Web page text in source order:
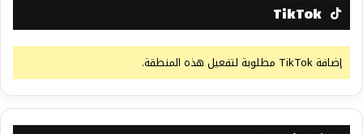
TikTok
إضافة TikTok مطلوبة لتفعيل هذه المنطقة.